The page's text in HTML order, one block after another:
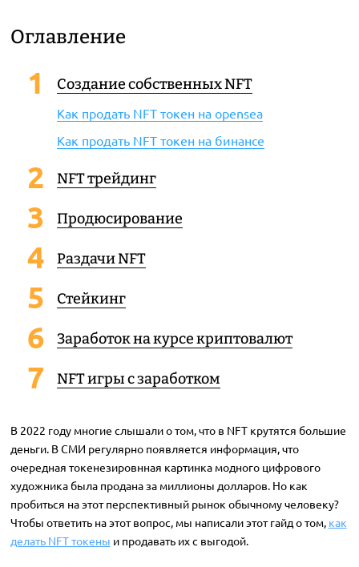
Оглавление
Создание собственных NFT
Как продать NFT токен на opensea
Как продать NFT токен на бинансе
NFT трейдинг
Продюсирование
Раздачи NFT
Стейкинг
Заработок на курсе криптовалют
NFT игры с заработком
В 2022 году многие слышали о том, что в NFT крутятся большие
деньги. В СМИ регулярно появляется информация, что
очередная токенезировнная картинка модного цифрового
художника была продана за миллионы долларов. Но как
пробиться на этот перспективный рынок обычному человеку?
Чтобы ответить на этот вопрос, мы написали этот гайд о том, как
делать NFT токены и продавать их с выгодой.